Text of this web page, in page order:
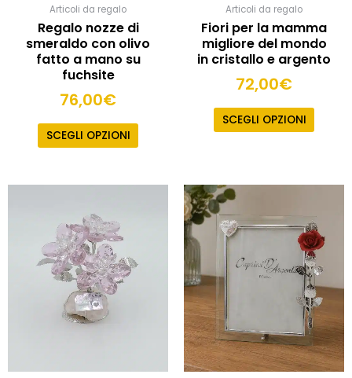
Articoli da regalo
Regalo nozze di
smeraldo con olivo
fatto a mano su
fuchsite
76,00€
SCEGLI OPZIONI
Articoli da regalo
Fiori per la mamma
migliore del mondo
in cristallo e argento
72,00€
SCEGLI OPZIONI